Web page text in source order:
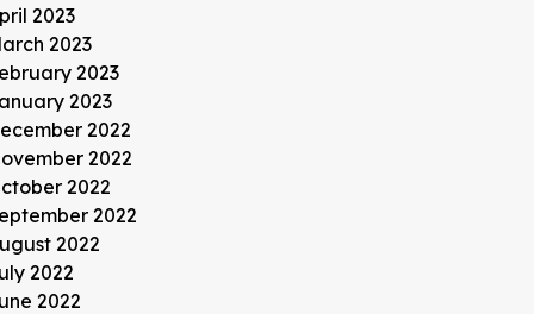
2023
2023
2023
2023
2022
2022
2022
2022
2022
2022
2022